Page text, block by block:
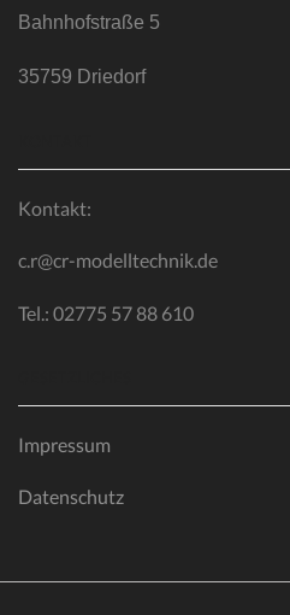
Bahnhofstraße 5
35759 Driedorf
Kontakt:
c.r@cr-modelltechnik.de
Tel.: 02775 57 88 610
Impressum
Datenschutz